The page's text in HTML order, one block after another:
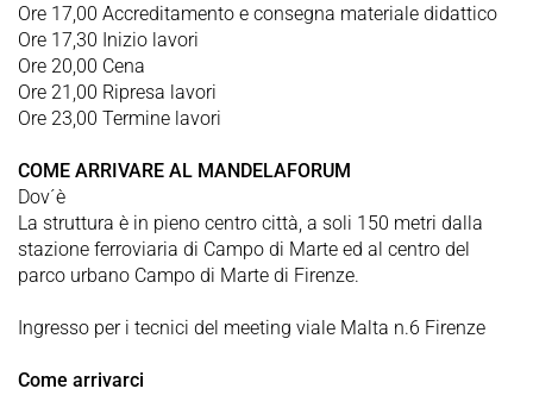
Ore 17,00 Accreditamento e consegna materiale didattico
Ore 17,30 Inizio lavori
Ore 20,00 Cena
Ore 21,00 Ripresa lavori
Ore 23,00 Termine lavori
COME ARRIVARE AL MANDELAFORUM
Dov´è
La struttura è in pieno centro città, a soli 150 metri dalla
stazione ferroviaria di Campo di Marte ed al centro del
parco urbano Campo di Marte di Firenze.
Ingresso per i tecnici del meeting viale Malta n.6 Firenze
Come arrivarci